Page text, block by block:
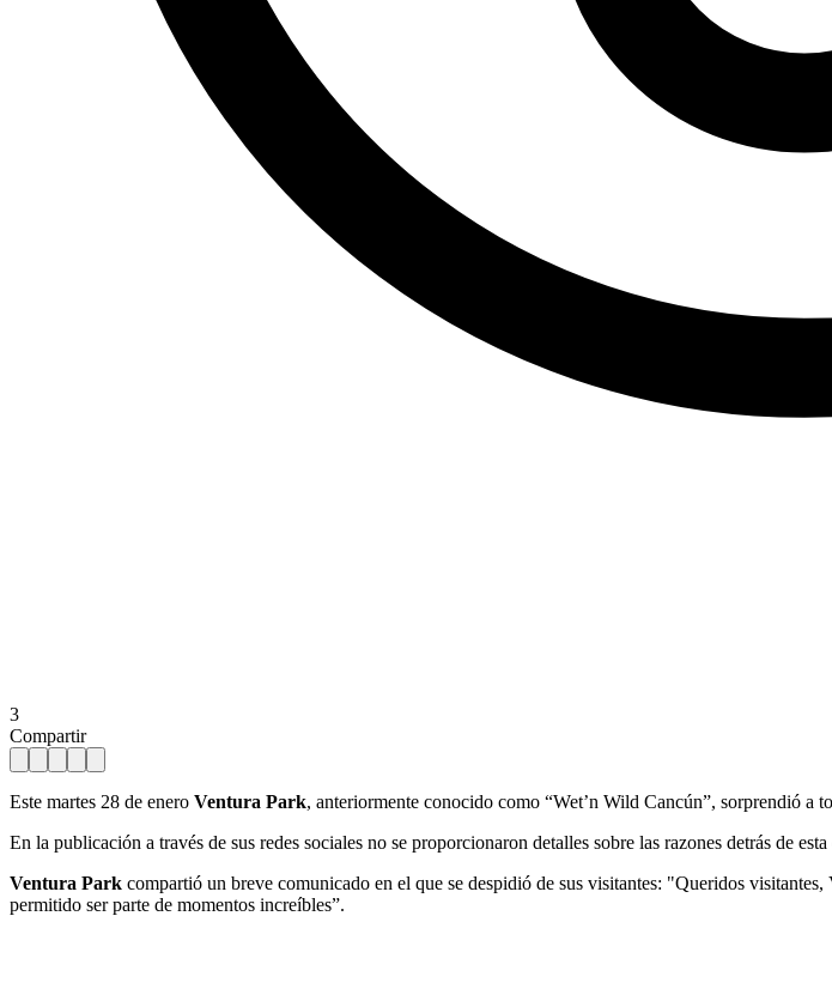
3
Compartir
Este martes 28 de enero Ventura Park, anteriormente conocido como “Wet’n Wild Cancún”, sorprendió a
En la publicación a través de sus redes sociales no se proporcionaron detalles sobre las razones detrás de
Ventura Park compartió un breve comunicado en el que se despidió de sus visitantes: "Queridos
permitido ser parte de momentos increíbles”.